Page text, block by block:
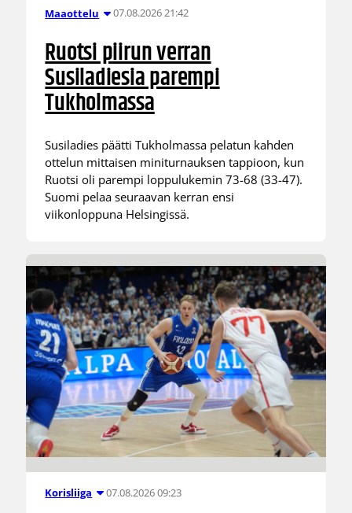
Maaottelu 07.08.2026 21:42
Ruotsi piirun verran
Susiladiesia parempi
Tukholmassa
Susiladies päätti Tukholmassa pelatun kahden
ottelun mittaisen miniturnauksen tappioon, kun
Ruotsi oli parempi loppulukemin 73-68 (33-47).
Suomi pelaa seuraavan kerran ensi
viikonloppuna Helsingissä.
Korisliiga 07.08.2026 09:23